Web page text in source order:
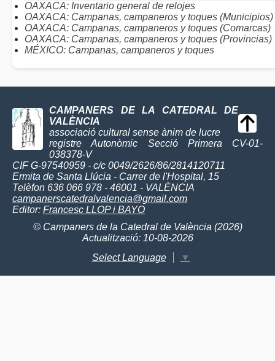
OAXACA: Inventario general de relojes
OAXACA: Campanas, campaneros y toques (Municipios)
OAXACA: Campanas, campaneros y toques (Comarcas)
OAXACA: Campanas, campaneros y toques (Provincias)
MÉXICO: Campanas, campaneros y toques
CAMPANERS DE LA CATEDRAL DE
VALÈNCIA
associació cultural sense ànim de lucre
registre Autonòmic Secció Primera CV-01-
038378-V
CIF G-97540959 - c/c 0049/2626/86/2814120711
Ermita de Santa Llúcia - Carrer de l'Hospital, 15
Telèfon 636 066 978 - 46001 - VALÈNCIA
campanerscatedralvalencia@gmail.com
Editor: Francesc LLOP i BAYO
© Campaners de la Catedral de València (2026)
Actualització: 10-08-2026
Select Language
▼